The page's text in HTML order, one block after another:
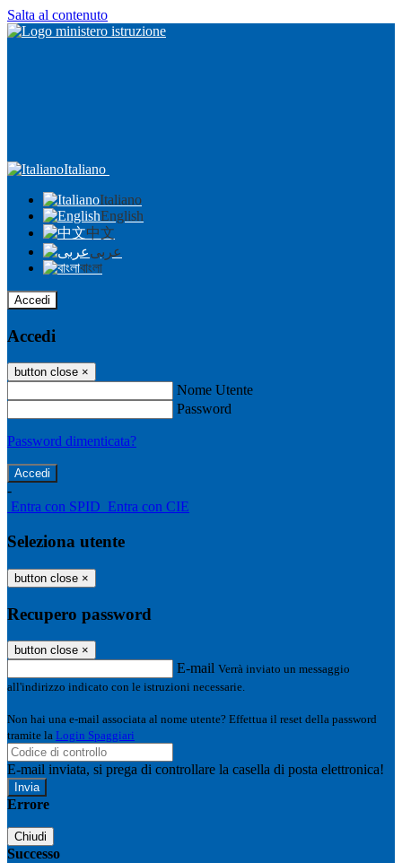
Salta al contenuto
Italiano
Italiano
English
中文
عربى
বাংলা
Accedi
Accedi
button close ×
Nome Utente
Password
Password dimenticata?
-
Entra con SPID Entra con CIE
Seleziona utente
button close ×
Recupero password
button close ×
E-mail Verrà inviato un messaggio
all'indirizzo indicato con le istruzioni necessarie.
Non hai una e-mail associata al nome utente? Effettua il reset della password
tramite la Login Spaggiari
E-mail inviata, si prega di controllare la casella di posta elettronica!
Errore
Chiudi
Successo